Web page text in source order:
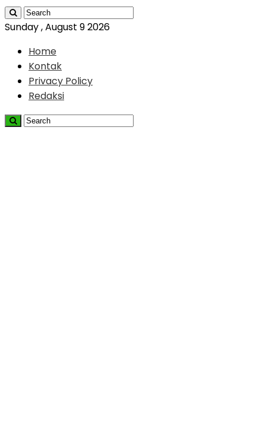
Sunday , August 9 2026
Home
Kontak
Privacy Policy
Redaksi